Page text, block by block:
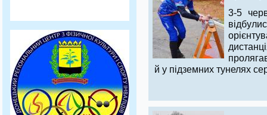
3-5
й у підземних тунелях